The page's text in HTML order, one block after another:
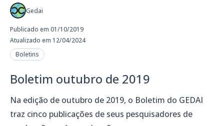
Gedai
Publicado em 01/10/2019
Atualizado em 12/04/2024
Boletins
Boletim outubro de 2019
Na edição de outubro de 2019, o Boletim do GEDAI
traz cinco publicações de seus pesquisadores de